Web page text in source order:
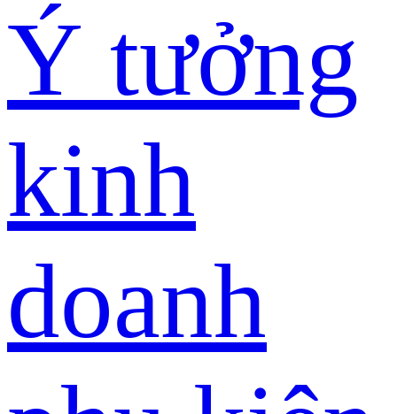
Ý tưởng
kinh
doanh